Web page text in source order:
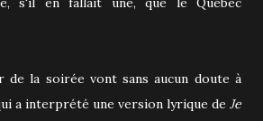
de la soirée vont sans aucun doute à
a interprété une version lyrique de Je